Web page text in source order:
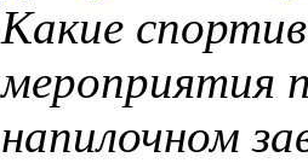
Какие
мероприятия
напилочном